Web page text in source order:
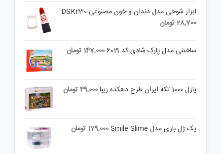
ابزار شوخی مدل دندان و خون مصنوعی DSK230
28,700تومان
ساختنی مدل پارک شادی کد 6019 147,000 تومان
پازل 1000 تکه ایران طرح دهکده زیبا 49,000تومان
پک ژل بازی مدل Smile Slime 179,000 تومان